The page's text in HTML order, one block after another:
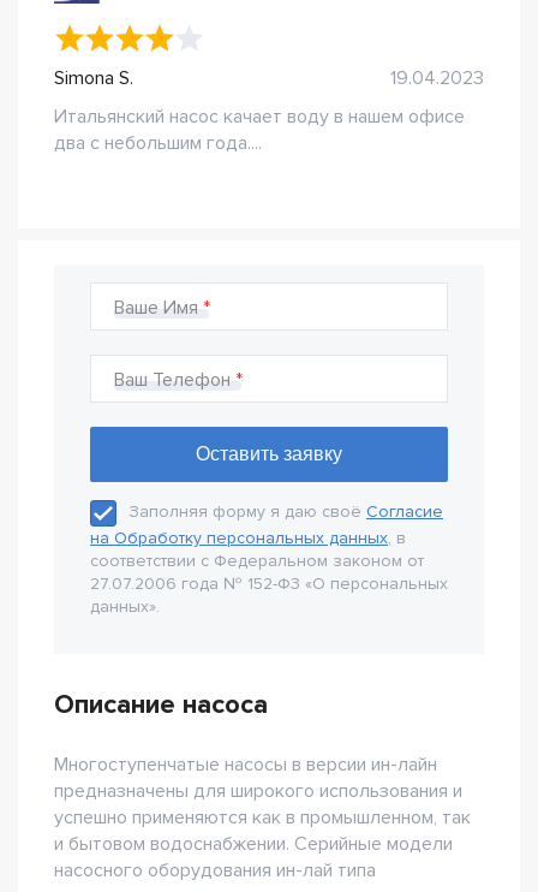
Simona S.
19.04.2023
Итальянский насос качает воду в нашем офисе
два с небольшим года....
Ваше Имя
Ваш Телефон
Заполняя форму я даю своё Согласие
на Обработку персональных данных, в
соответствии с Федеральном законом от
27.07.2006 года № 152-Ф3 «О персональных
данных».
Описание насоса
Многоступенчатые насосы в версии ин-лайн
предназначены для широкого использования и
успешно применяются как в промышленном, так
и бытовом водоснабжении. Серийные модели
насосного оборудования ин-лай типа